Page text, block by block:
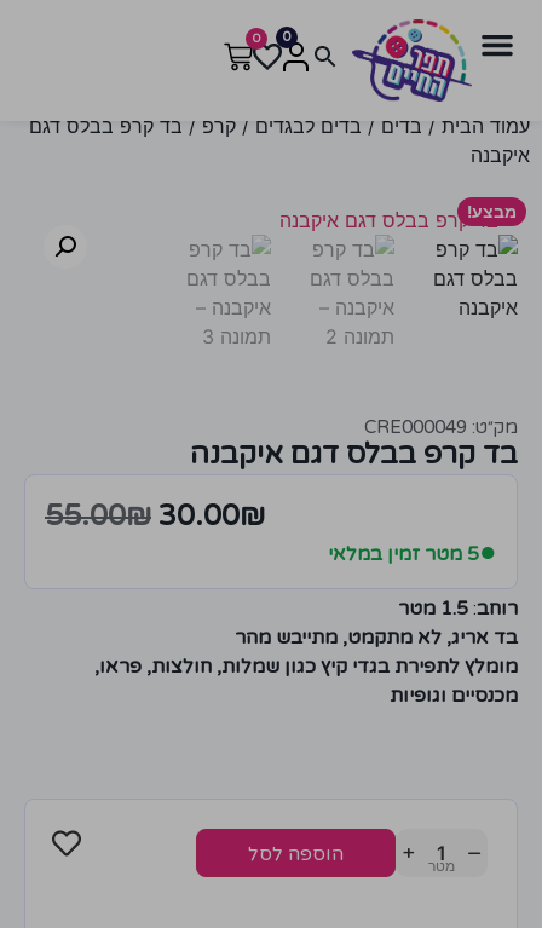
0
0
עמוד הבית / בדים / בדים לבגדים / קרפ / בד קרפ בבלס דגם
איקבנה
מבצע!
מק״ט: CRE000049
בד קרפ בבלס דגם איקבנה
55.00₪ 30.00₪
●5 מטר זמין במלאי
רוחב: 1.5 מטר
בד אריג, לא מתקמט, מתייבש מהר
מומלץ לתפירת בגדי קיץ כגון שמלות, חולצות, פראו,
מכנסיים וגופיות
−
+ הוספה לסל